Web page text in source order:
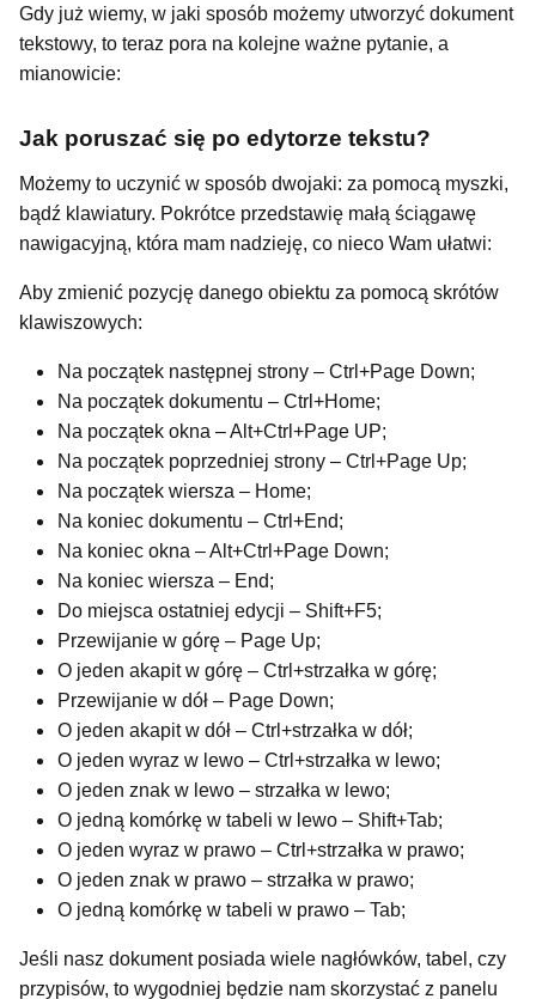
Gdy już wiemy, w jaki sposób możemy utworzyć dokument
tekstowy, to teraz pora na kolejne ważne pytanie, a
mianowicie:
Jak poruszać się po edytorze tekstu?
Możemy to uczynić w sposób dwojaki: za pomocą myszki,
bądź klawiatury. Pokrótce przedstawię małą ściągawę
nawigacyjną, która mam nadzieję, co nieco Wam ułatwi:
Aby zmienić pozycję danego obiektu za pomocą skrótów
klawiszowych:
Na początek następnej strony – Ctrl+Page Down;
Na początek dokumentu – Ctrl+Home;
Na początek okna – Alt+Ctrl+Page UP;
Na początek poprzedniej strony – Ctrl+Page Up;
Na początek wiersza – Home;
Na koniec dokumentu – Ctrl+End;
Na koniec okna – Alt+Ctrl+Page Down;
Na koniec wiersza – End;
Do miejsca ostatniej edycji – Shift+F5;
Przewijanie w górę – Page Up;
O jeden akapit w górę – Ctrl+strzałka w górę;
Przewijanie w dół – Page Down;
O jeden akapit w dół – Ctrl+strzałka w dół;
O jeden wyraz w lewo – Ctrl+strzałka w lewo;
O jeden znak w lewo – strzałka w lewo;
O jedną komórkę w tabeli w lewo – Shift+Tab;
O jeden wyraz w prawo – Ctrl+strzałka w prawo;
O jeden znak w prawo – strzałka w prawo;
O jedną komórkę w tabeli w prawo – Tab;
Jeśli nasz dokument posiada wiele nagłówków, tabel, czy
przypisów, to wygodniej będzie nam skorzystać z panelu